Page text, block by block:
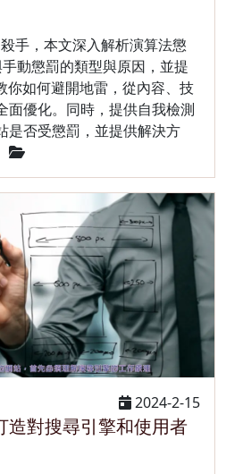
手，本文深入解析演算法懲
動懲罰的類型與原因，並提
你如何避開地雷，從內容、技
面優化。同時，提供自我檢測
是否受懲罰，並提供解決方
2024-2-15
造對搜尋引擎和使用者